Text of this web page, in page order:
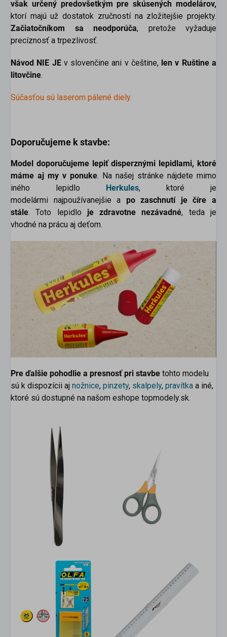
však určený predovšetkým pre skúsených modelárov,
ktorí majú už dostatok zručností na zložitejšie projekty.
Začiatočníkom sa neodporúča, pretože vyžaduje
precíznosť a trpezlivosť.
Návod NIE JEv slovenčine ani v češtine, len v Ruštine a
litovčine.
Súčasťou sú laserom pálené diely.
Doporučujeme k stavbe:
Model doporučujeme lepiť disperznými lepidlami, ktoré
máme aj my v ponuke. Na našej stránke nájdete mimo
iného lepidlo
Herkules, ktoré je
modelármi najpoužívanejšie a po zaschnutí je číre a
stále. Toto lepidlo je zdravotne nezávadné, teda je
vhodné na prácu aj deťom.
Pre ďalšie pohodlie a presnosť pri stavbe tohto modelu
sú k dispozícii aj nožnice, pinzety, skalpely, pravítka a iné,
ktoré sú dostupné na našom eshope topmodely.sk.